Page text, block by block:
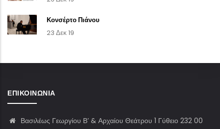
Κονσέρτο Πιάνου
23 Δεκ 19
ΕΠΙΚΟΙΝΩΝΊΑ
Βασιλέως Γεωργίου Β’ & Αρχαίου Θεάτρου 1 Γύθειο 232 00